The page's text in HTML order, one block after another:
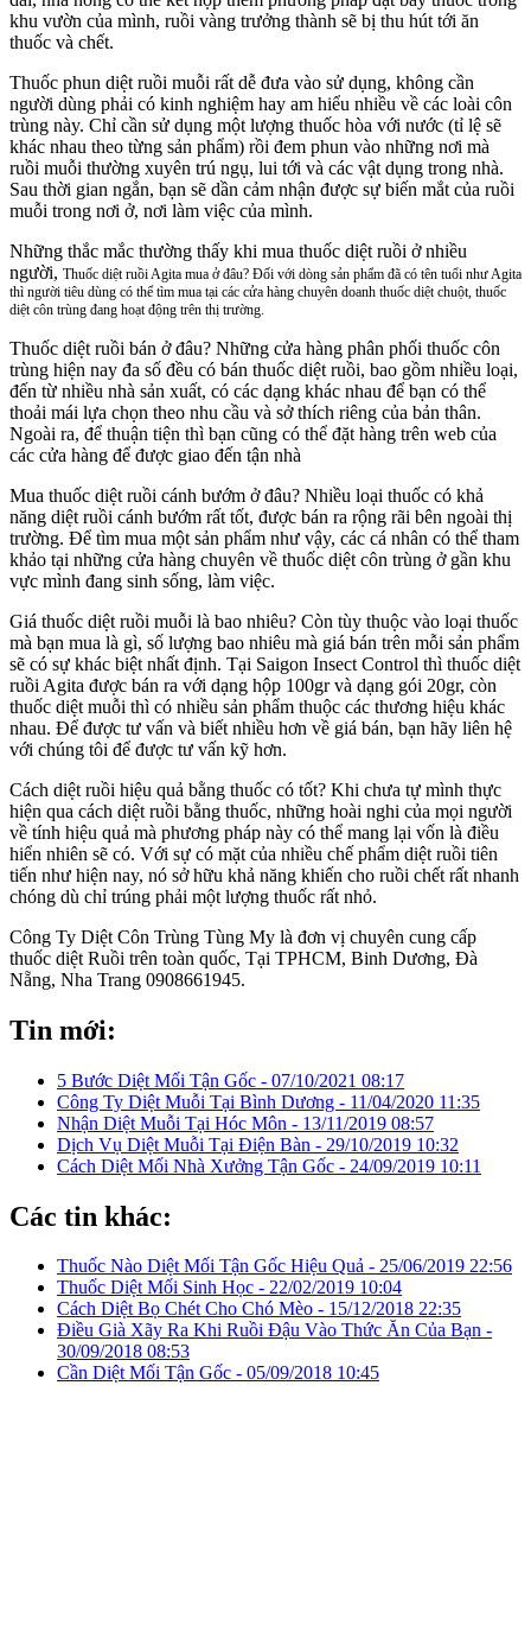
khu vườn của mình, ruồi vàng trưởng thành sẽ bị thu hút tới ăn
thuốc và chết.
Thuốc phun diệt ruồi muỗi rất dễ đưa vào sử dụng, không cần
người dùng phải có kinh nghiệm hay am hiểu nhiều về các loài côn
trùng này. Chỉ cần sử dụng một lượng thuốc hòa với nước (tỉ lệ sẽ
khác nhau theo từng sản phẩm) rồi đem phun vào những nơi mà
ruồi muỗi thường xuyên trú ngụ, lui tới và các vật dụng trong nhà.
Sau thời gian ngắn, bạn sẽ dần cảm nhận được sự biến mắt của ruồi
muỗi trong nơi ở, nơi làm việc của mình.
Những thắc mắc thường thấy khi mua thuốc diệt ruồi ở nhiều
người, Thuốc diệt ruồi Agita mua ở đâu? Đối với dòng sản phẩm đã có tên tuổi như Agita
thì người tiêu dùng có thể tìm mua tại các cửa hàng chuyên doanh thuốc diệt chuột, thuốc
diệt côn trùng đang hoạt động trên thị trường.
Thuốc diệt ruồi bán ở đâu? Những cửa hàng phân phối thuốc côn
trùng hiện nay đa số đều có bán thuốc diệt ruồi, bao gồm nhiều loại,
đến từ nhiều nhà sản xuất, có các dạng khác nhau để bạn có thể
thoải mái lựa chọn theo nhu cầu và sở thích riêng của bản thân.
Ngoài ra, để thuận tiện thì bạn cũng có thể đặt hàng trên web của
các cửa hàng để được giao đến tận nhà
Mua thuốc diệt ruồi cánh bướm ở đâu? Nhiều loại thuốc có khả
năng diệt ruồi cánh bướm rất tốt, được bán ra rộng rãi bên ngoài thị
trường. Để tìm mua một sản phẩm như vậy, các cá nhân có thể tham
khảo tại những cửa hàng chuyên về thuốc diệt côn trùng ở gần khu
vực mình đang sinh sống, làm việc.
Giá thuốc diệt ruồi muỗi là bao nhiêu? Còn tùy thuộc vào loại thuốc
mà bạn mua là gì, số lượng bao nhiêu mà giá bán trên mỗi sản phẩm
sẽ có sự khác biệt nhất định. Tại Saigon Insect Control thì thuốc diệt
ruồi Agita được bán ra với dạng hộp 100gr và dạng gói 20gr, còn
thuốc diệt muỗi thì có nhiều sản phẩm thuộc các thương hiệu khác
nhau. Để được tư vấn và biết nhiều hơn về giá bán, bạn hãy liên hệ
với chúng tôi để được tư vấn kỹ hơn.
Cách diệt ruồi hiệu quả bằng thuốc có tốt? Khi chưa tự mình thực
hiện qua cách diệt ruồi bằng thuốc, những hoài nghi của mọi người
về tính hiệu quả mà phương pháp này có thể mang lại vốn là điều
hiển nhiên sẽ có. Với sự có mặt của nhiều chế phẩm diệt ruồi tiên
tiến như hiện nay, nó sở hữu khả năng khiến cho ruồi chết rất nhanh
chóng dù chỉ trúng phải một lượng thuốc rất nhỏ.
Công Ty Diệt Côn Trùng Tùng My là đơn vị chuyên cung cấp
thuốc diệt Ruồi trên toàn quốc, Tại TPHCM, Binh Dương, Đà
Nẵng, Nha Trang 0908661945.
Tin mới:
5 Bước Diệt Mối Tận Gốc - 07/10/2021 08:17
Công Ty Diệt Muỗi Tại Bình Dương - 11/04/2020 11:35
Nhận Diệt Muỗi Tại Hóc Môn - 13/11/2019 08:57
Dịch Vụ Diệt Muỗi Tại Điện Bàn - 29/10/2019 10:32
Cách Diệt Mối Nhà Xưởng Tận Gốc - 24/09/2019 10:11
Các tin khác:
Thuốc Nào Diệt Mối Tận Gốc Hiệu Quả - 25/06/2019 22:56
Thuốc Diệt Mối Sinh Học - 22/02/2019 10:04
Cách Diệt Bọ Chét Cho Chó Mèo - 15/12/2018 22:35
Điều Già Xãy Ra Khi Ruồi Đậu Vào Thức Ăn Của Bạn -
30/09/2018 08:53
Cần Diệt Mối Tận Gốc - 05/09/2018 10:45